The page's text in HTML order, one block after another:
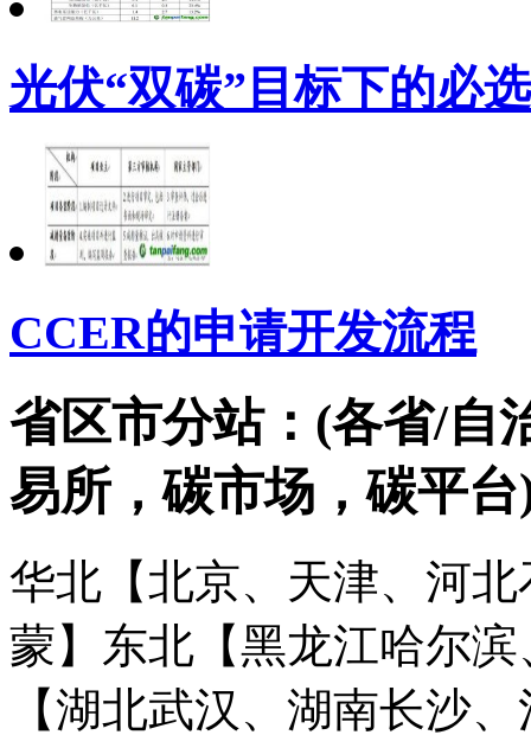
光伏“双碳”目标下的必
CCER的申请开发流程
省区市分站：(各省/自
易所，碳市场，碳平台
华北【北京、天津、河
蒙】 东北【黑龙江哈尔
【湖北武汉、湖南长沙